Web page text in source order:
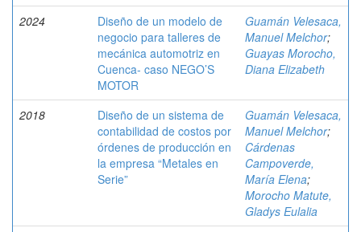
2024
Diseño de un modelo de
negocio para talleres de
mecánica automotriz en
Cuenca- caso NEGO’S
MOTOR
Guamán Velesaca,
Manuel Melchor;
Guayas Morocho,
Diana Elizabeth
2018
Diseño de un sistema de
contabilidad de costos por
órdenes de producción en
la empresa “Metales en
Serie”
Guamán Velesaca,
Manuel Melchor;
Cárdenas
Campoverde,
María Elena;
Morocho Matute,
Gladys Eulalia